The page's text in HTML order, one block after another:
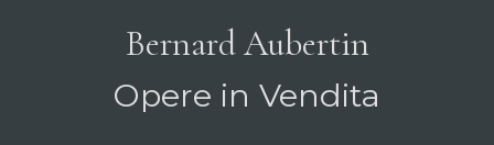
Bernard Aubertin
Opere in Vendita